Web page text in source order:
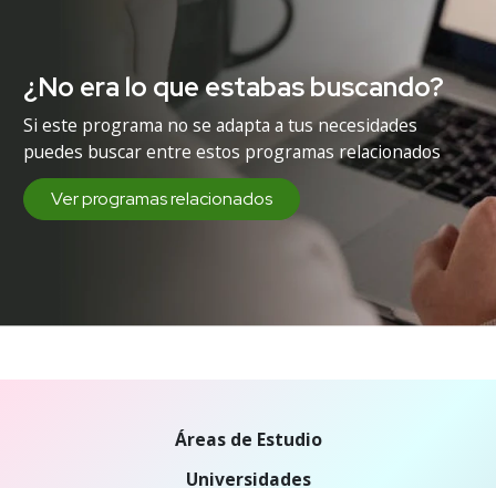
¿No era lo que estabas buscando?
Si este programa no se adapta a tus necesidades
puedes buscar entre estos programas relacionados
Ver programas relacionados
Áreas de Estudio
Universidades